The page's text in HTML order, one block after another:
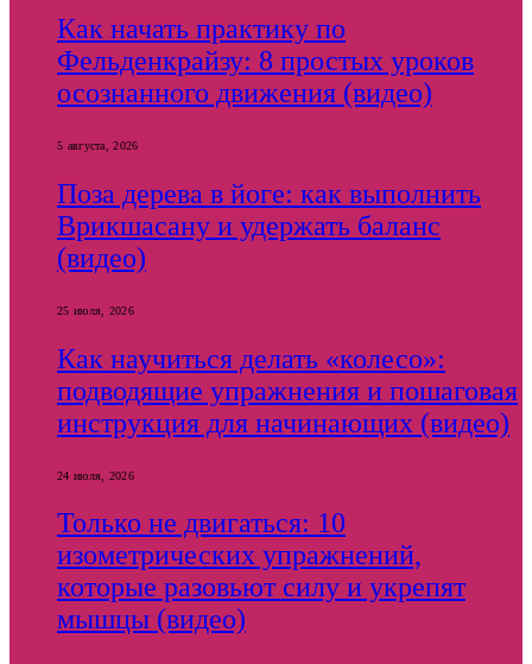
Как начать практику по
Фельденкрайзу: 8 простых уроков
осознанного движения (видео)
5 августа, 2026
Поза дерева в йоге: как выполнить
Врикшасану и удержать баланс
(видео)
25 июля, 2026
Как научиться делать «колесо»:
подводящие упражнения и пошаговая
инструкция для начинающих (видео)
24 июля, 2026
Только не двигаться: 10
изометрических упражнений,
которые разовьют силу и укрепят
мышцы (видео)